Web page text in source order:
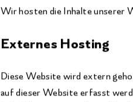
Wir hosten die Inhalte unserer
Externes Hosting
Diese Website wird extern
auf dieser Website erfasst